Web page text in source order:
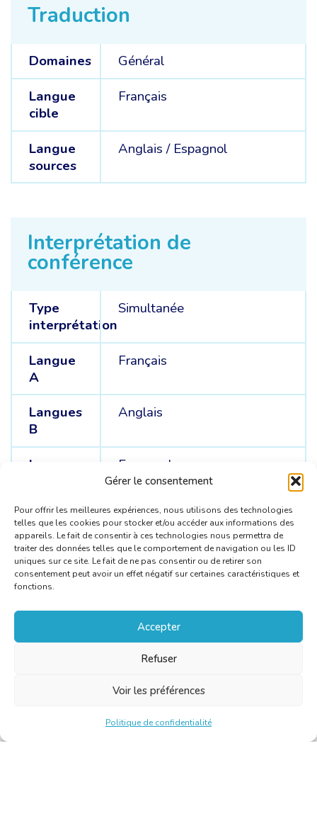
Gérer le consentement
Pour offrir les meilleures expériences, nous utilisons des technologies
telles que les cookies pour stocker et/ou accéder aux informations des
appareils. Le fait de consentir à ces technologies nous permettra de
traiter des données telles que le comportement de navigation ou les ID
uniques sur ce site. Le fait de ne pas consentir ou de retirer son
consentement peut avoir un effet négatif sur certaines caractéristiques et
fonctions.
Accepter
Refuser
Voir les préférences
Politique de confidentialité
Traduction
Domaines
Général
Langue
cible
Français
Langue
sources
Anglais / Espagnol
Interprétation de
conférence
Type
interprétation
Simultanée
Langue
A
Français
Langues
B
Anglais
Langues
Espagnol